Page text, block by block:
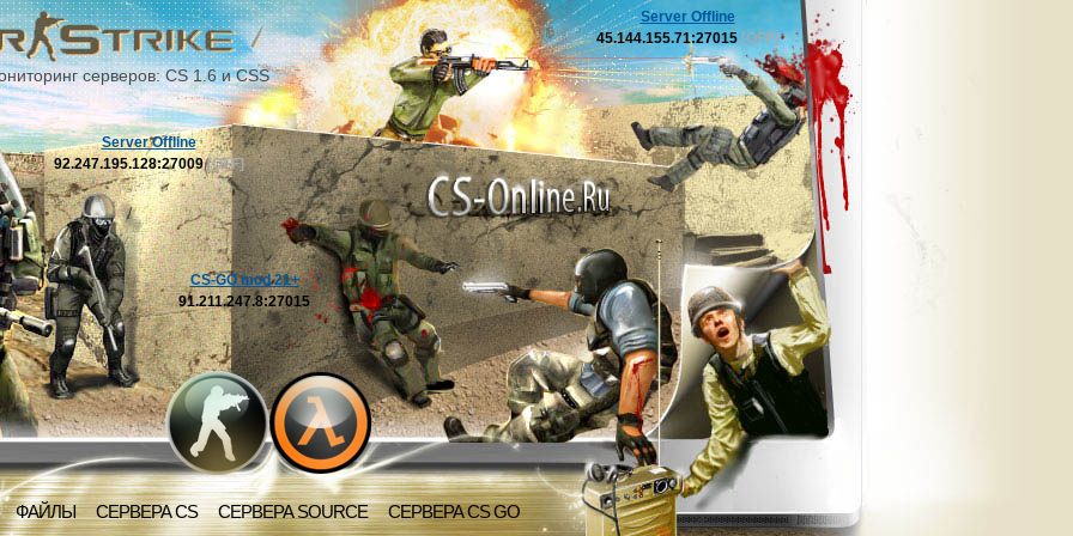
серверов: CS 1.6 и CSS
ФАЙЛЫ СЕРВЕРА CS СЕРВЕРА SOURCE СЕРВЕРА CS GO
Server Offline
92.247.195.128:27009[OFF]
CS-GO mod 21+
91.211.247.8:27015
Server Offline
45.144.155.71:27015 [OFF]